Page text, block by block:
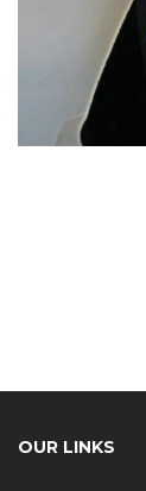
OUR LINKS